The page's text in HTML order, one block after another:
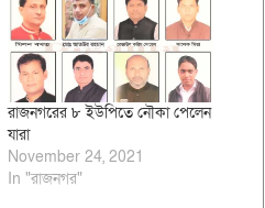
রাজনগরের ৮ ইউপিতে নৌকা পেলেন
যারা
November 24, 2021
In "রাজনগর"